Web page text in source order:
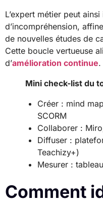
L’expert métier peut
d’incompréhension,
de nouvelles études de
Cette boucle vertueuse
d’amélioration continue.
Mini check-list du
Créer : mind
SCORM
Collaborer :
Diffuser :
Teachizy+)
Mesurer :
Comment